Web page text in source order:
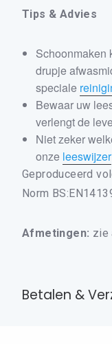
ALLE
ALLE
Tips & Advies
Schoonmaken
drupje
speciale
Bewaar uw
verlengt de
Niet zeker
onze leeswijzer
Geproduceerd
Norm
Afmetingen: zie
Betalen &